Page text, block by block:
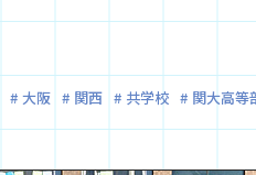
大阪 関西 共学校 関大高等